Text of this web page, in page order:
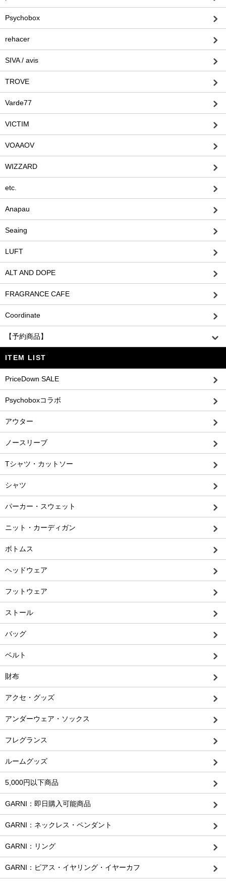
Psychobox
rehacer
SIVA / avis
TROVE
Varde77
VICTIM
VOAAOV
WIZZARD
etc.
Anapau
Seaing
LUFT
ALT AND DOPE
FRAGRANCE CAFE
Coordinate
【予約商品】
ITEM LIST
PriceDown SALE
Psychoboxコラボ
アウター
ノースリーブ
Tシャツ・カットソー
シャツ
パーカー・スウェット
ニット・カーディガン
ボトムス
ヘッドウェア
フットウェア
ストール
バッグ
ベルト
財布
アクセ・グッズ
アンダーウェア・ソックス
フレグランス
ルームグッズ
5,000円以下商品
GARNI：即日購入可能商品
GARNI：ネックレス・ペンダント
GARNI：リング
GARNI：ピアス・イヤリング・イヤーカフ